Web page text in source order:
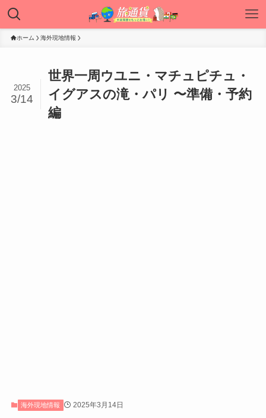
ホーム 海外現地情報
世界一周ウユニ・マチュピチュ・
イグアスの滝・パリ 〜準備・予約
編
2025
3/14
海外現地情報 2025年3月14日